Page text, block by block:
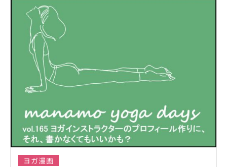
ヨガ漫画